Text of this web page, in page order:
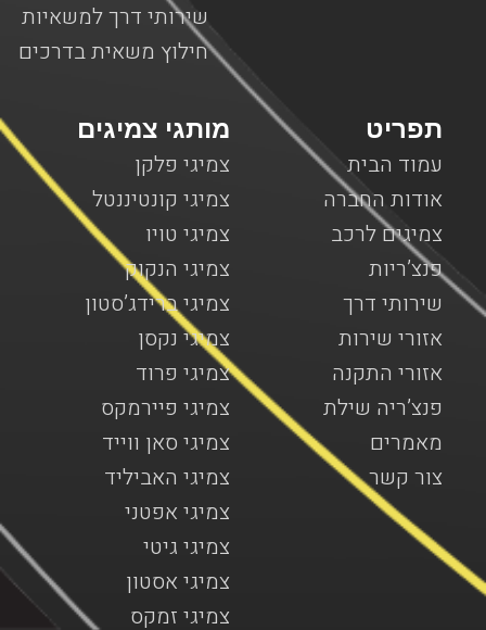
שירותי דרך למשאיות
חילוץ משאית בדרכים
מותגי צמיגים
צמיגי פלקן
צמיגי קונטיננטל
צמיגי טויו
צמיגי הנקוק
צמיגי ברידג’סטון
צמיגי נקסן
צמיגי פרוד
צמיגי פיירמקס
צמיגי סאן ווייד
צמיגי האביליד
צמיגי אפטני
צמיגי גיטי
צמיגי אסטון
צמיגי זמקס
תפריט
עמוד הבית
אודות החברה
צמיגים לרכב
פנצ’ריות
שירותי דרך
אזורי שירות
אזורי התקנה
פנצ’ריה שילת
מאמרים
צור קשר